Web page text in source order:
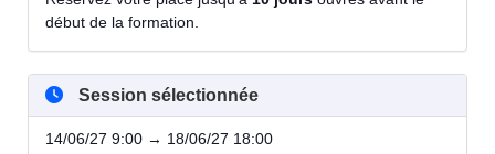
début de la formation.
Session sélectionnée
14/06/27 9:00 → 18/06/27 18:00